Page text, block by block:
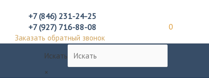
+7 (846) 231-24-25
+7 (927) 716-88-08
Заказать обратный звонок
0
Искать
×